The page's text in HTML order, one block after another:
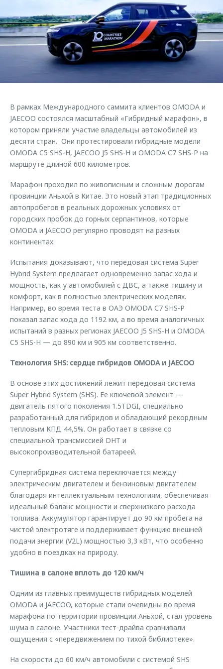
Кредитный калькулятор
Аксессуары
Одежда и сувениры
Трейд-ин
Калькулятор трейд-ин
O&J Автоклуб
Клуб владельцев OMODA
Приложение O&J
Аксессуары
Оригинальные аксессуары
Запчасти
Обратная связь
В рамках Международного саммита клиентов OMODA и
JAECOO состоялся масштабный «Гибридный марафон», в
котором приняли участие владельцы автомобилей из
десяти стран. Они протестировали гибридные модели
OMODA C5 SHS-H, JAECOO J5 SHS-H и OMODA С7 SHS-P на
маршруте длиной 600 километров.
Марафон проходил по живописным и сложным дорогам
провинции Аньхой в Китае. Это новый этап традиционных
автопробегов в реальных дорожных условиях от
городских пробок до горных серпантинов, которые
OMODA и JAECOO регулярно проводят на разных
континентах.
Испытания доказывают, что передовая система Super
Hybrid System предлагает одновременно запас хода и
мощность, как у автомобилей с ДВС, а также тишину и
комфорт, как в полностью электрических моделях.
Например, во время теста в ОАЭ OMODA С7 SHS-P
показал запас хода до 1192 км, а во время аналогичных
испытаний в разных регионах JAECOO J5 SHS-H и OMODA
C5 SHS-H — до 890 км и 905 км соответственно.
Технология SHS: сердце гибридов OMODA и JAECOO
В основе этих достижений лежит передовая система
Super Hybrid System (SHS). Ее ключевой элемент —
двигатель пятого поколения 1.5TDGI, специально
разработанный для гибридов и обладающий рекордным
тепловым КПД 44,5%. Он работает в связке со
специальной трансмиссией DHT и
высокопроизводительной батареей.
Супергибридная система переключается между
электрическим двигателем и бензиновым двигателем
благодаря интеллектуальным технологиям, обеспечивая
идеальный баланс мощности и сверхнизкого расхода
топлива. Аккумулятор гарантирует до 90 км пробега на
чистой электротяге и поддерживает функцию внешней
подачи энергии (V2L) мощностью 3,3 кВт, что особенно
удобно в поездках на природу.
Тишина в салоне вплоть до 120 км/ч
Одним из главных преимуществ гибридных моделей
OMODA и JAECOO, которые стали очевидны во время
марафона по территории провинции Аньхой, стал уровень
шума в салоне. Участники тест-драйва сравнивали
ощущения с «передвижением по тихой библиотеке».
На скорости до 60 км/ч автомобили с системой SHS